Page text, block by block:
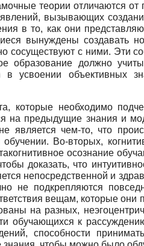
теории отличаются
вызывающих
в то, как они
вынуждены
сосуществуют с ними. Эти
образование должно
в усвоении объективных
которые необходимо
на предыдущие знания и
является чем-то, что
Во-вторых,
осознание
доказать, что
непосредственной и
не подкрепляются
вещам, которые
на разных,
обучающихся к
способности